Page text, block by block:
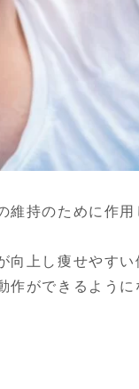
持のために作
向上し痩せやす
ができるよう